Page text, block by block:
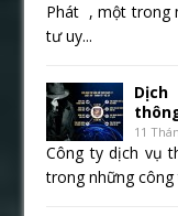
Phát , một trong
tư uy...
11
Công ty dịch vụ
trong những công